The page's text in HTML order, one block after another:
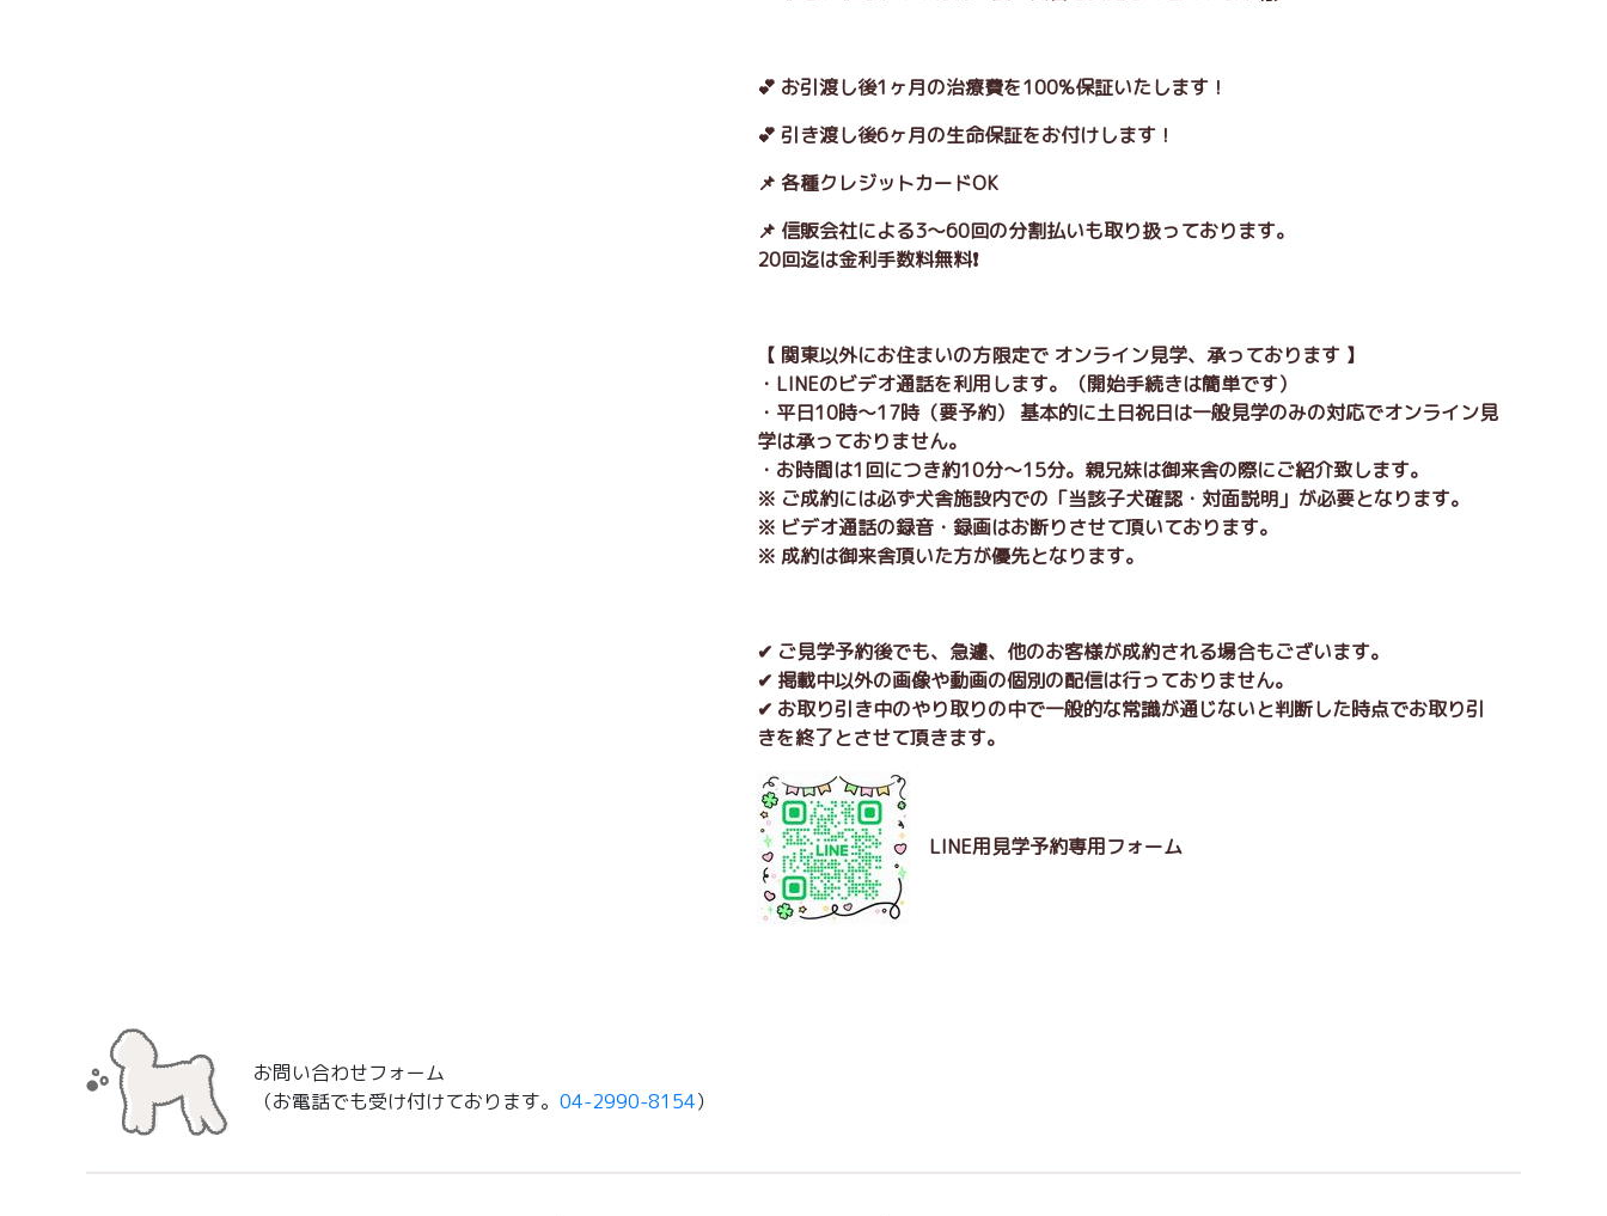
💕 お引渡し後1ヶ月の治療費を100%保証いたします！
💕 引き渡し後6ヶ月の生命保証をお付けします！
📌 各種クレジットカードOK
📌 信販会社による3～60回の分割払いも取り扱っております。
20回迄は金利手数料無料❗
【 関東以外にお住まいの方限定で オンライン見学、承っております 】
・LINEのビデオ通話を利用します。（開始手続きは簡単です）
・平日10時～17時（要予約） 基本的に土日祝日は一般見学のみの対応でオンライン見
学は承っておりません。
・お時間は1回につき約10分～15分。親兄妹は御来舎の際にご紹介致します。
※ ご成約には必ず犬舎施設内での「当該子犬確認・対面説明」が必要となります。
※ ビデオ通話の録音・録画はお断りさせて頂いております。
※ 成約は御来舎頂いた方が優先となります。
✔ ご見学予約後でも、急遽、他のお客様が成約される場合もございます。
✔ 掲載中以外の画像や動画の個別の配信は行っておりません。
✔ お取り引き中のやり取りの中で一般的な常識が通じないと判断した時点でお取り引
きを終了とさせて頂きます。
LINE用見学予約専用フォーム
お問い合わせフォーム
（お電話でも受け付けております。04-2990-8154）